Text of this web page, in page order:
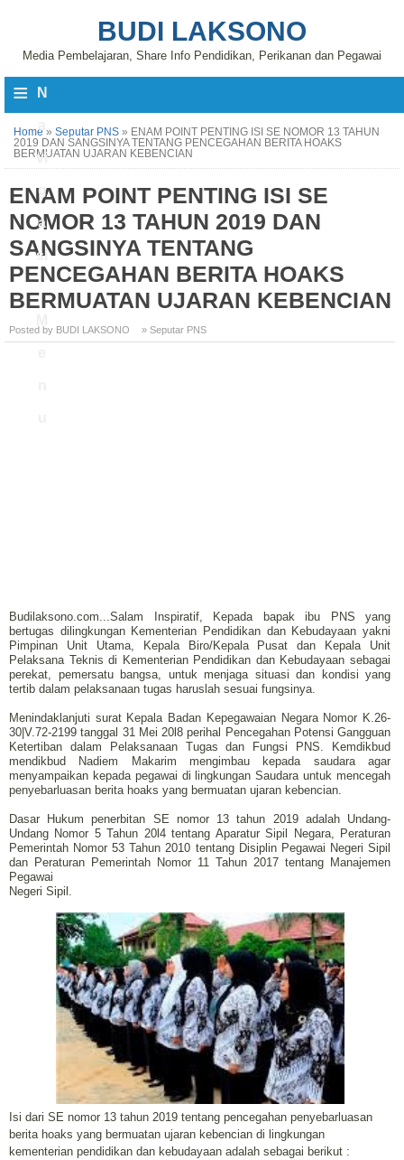
BUDI LAKSONO
Media Pembelajaran, Share Info Pendidikan, Perikanan dan Pegawai
≡ N
vi
g
a
si
Home » Seputar PNS » ENAM POINT PENTING ISI SE NOMOR 13 TAHUN
2019 DAN SANGSINYA TENTANG PENCEGAHAN BERITA HOAKS
BERMUATAN UJARAN KEBENCIAN
ENAM POINT PENTING ISI SE
NOMOR 13 TAHUN 2019 DAN
SANGSINYA TENTANG
PENCEGAHAN BERITA HOAKS
BERMUATAN UJARAN KEBENCIAN
Posted by BUDI LAKSONO » Seputar PNS
Budilaksono.com...Salam Inspiratif, Kepada bapak ibu PNS yang
bertugas dilingkungan Kementerian Pendidikan dan Kebudayaan yakni
Pimpinan Unit Utama, Kepala Biro/Kepala Pusat dan Kepala Unit
Pelaksana Teknis di Kementerian Pendidikan dan Kebudayaan sebagai
perekat, pemersatu bangsa, untuk menjaga situasi dan kondisi yang
tertib dalam pelaksanaan tugas haruslah sesuai fungsinya.
Menindaklanjuti surat Kepala Badan Kepegawaian Negara Nomor K.26-
30|V.72-2199 tanggal 31 Mei 20l8 perihal Pencegahan Potensi Gangguan
Ketertiban dalam Pelaksanaan Tugas dan Fungsi PNS.
Kemdikbud
mendikbud Nadiem Makarim mengimbau kepada saudara agar
menyampaikan kepada pegawai di lingkungan Saudara untuk mencegah
penyebarluasan berita hoaks yang bermuatan ujaran kebencian.
Dasar Hukum penerbitan SE nomor 13 tahun 2019 adalah Undang-
Undang Nomor 5 Tahun 20l4 tentang Aparatur Sipil Negara, Peraturan
Pemerintah Nomor 53 Tahun 2010 tentang Disiplin Pegawai Negeri Sipil
dan Peraturan Pemerintah Nomor 11 Tahun 2017 tentang Manajemen
Pegawai
Negeri Sipil.
Isi dari SE nomor 13 tahun 2019 tentang pencegahan penyebarluasan
berita hoaks yang bermuatan ujaran kebencian di lingkungan
kementerian pendidikan dan kebudayaan adalah sebagai berikut :